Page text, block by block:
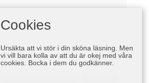
Cookies
Ursäkta att vi stör i din sköna läsning. Men
vi vill bara kolla av att du är okej med våra
cookies. Bocka i dem du godkänner.